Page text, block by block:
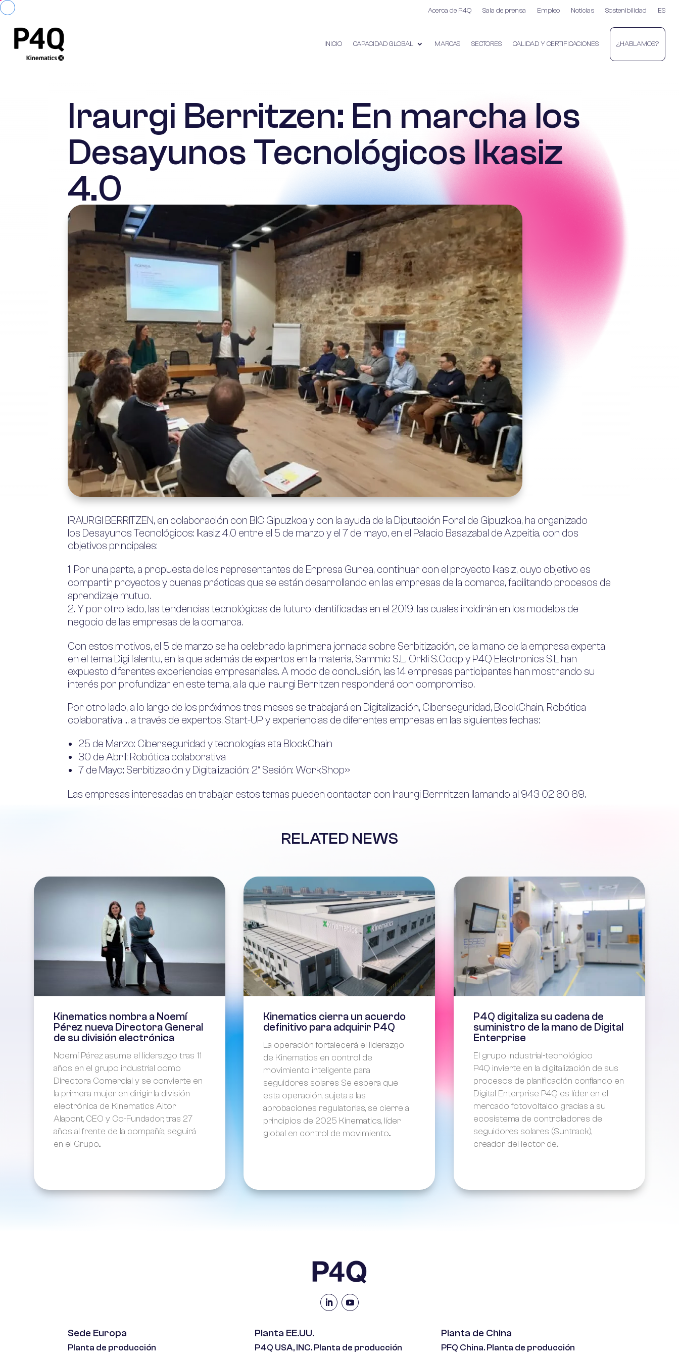
Acerca de P4Q Sala de prensa Empleo Noticias Sostenibilidad ES
INICIO CAPACIDAD GLOBAL MARCAS SECTORES CALIDAD Y CERTIFICACIONES ¿HABLAMOS?
Iraurgi Berritzen: En marcha los
Desayunos Tecnológicos Ikasiz
4.0
IRAURGI BERRITZEN, en colaboración con BIC Gipuzkoa y con la ayuda de la Diputación Foral de Gipuzkoa, ha organizado
los Desayunos Tecnológicos: Ikasiz 4.0 entre el 5 de marzo y el 7 de mayo, en el Palacio Basazabal de Azpeitia, con dos
objetivos principales:
Por una parte, a propuesta de los representantes de Enpresa Gunea, continuar con el proyecto Ikasiz, cuyo objetivo es
compartir proyectos y buenas prácticas que se están desarrollando en las empresas de la comarca, facilitando procesos de
aprendizaje mutuo.
Y por otro lado, las tendencias tecnológicas de futuro identificadas en el 2019, las cuales incidirán en los modelos de
negocio de las empresas de la comarca.
Con estos motivos, el 5 de marzo se ha celebrado la primera jornada sobre Serbitización, de la mano de la empresa experta
en el tema DigiTalentu, en la que además de expertos en la materia, Sammic S.L, Orkli S.Coop y P4Q Electronics S.L han
expuesto diferentes experiencias empresariales. A modo de conclusión, las 14 empresas participantes han mostrando su
interés por profundizar en este tema, a la que Iraurgi Berritzen responderá con compromiso.
Por otro lado, a lo largo de los próximos tres meses se trabajará en Digitalización, Ciberseguridad, BlockChain, Robótica
colaborativa … a través de expertos, Start-UP y experiencias de diferentes empresas en las siguientes fechas:
25 de Marzo: Ciberseguridad y tecnologías eta BlockChain
30 de Abril: Robótica colaborativa
7 de Mayo: Serbitización y Digitalización: 2ª Sesión: WorkShop»
Las empresas interesadas en trabajar estos temas pueden contactar con Iraurgi Berrritzen llamando al 943 02 60 69.
RELATED NEWS
Kinematics nombra a Noemí
Pérez nueva Directora General
de su división electrónica
Noemí Pérez asume el liderazgo tras 11
años en el grupo industrial como
Directora Comercial y se convierte en
la primera mujer en dirigir la división
electrónica de Kinematics Aitor
Alapont, CEO y Co-Fundador, tras 27
años al frente de la compañía, seguirá
en el Grupo...
Kinematics cierra un acuerdo
definitivo para adquirir P4Q
La operación fortalecerá el liderazgo
de Kinematics en control de
movimiento inteligente para
seguidores solares Se espera que
esta operación, sujeta a las
aprobaciones regulatorias, se cierre a
principios de 2025 Kinematics, líder
global en control de movimiento...
P4Q digitaliza su cadena de
suministro de la mano de Digital
Enterprise
El grupo industrial-tecnológico
P4Q invierte en la digitalización de sus
procesos de planificación confiando en
Digital Enterprise P4Q es líder en el
mercado fotovoltaico gracias a su
ecosistema de controladores de
seguidores solares (Suntrack),
creador del lector de...
Sede Europa
Planta de producción
Planta EE.UU.
P4Q USA, INC. Planta de producción
Planta de China
PFQ China. Planta de producción